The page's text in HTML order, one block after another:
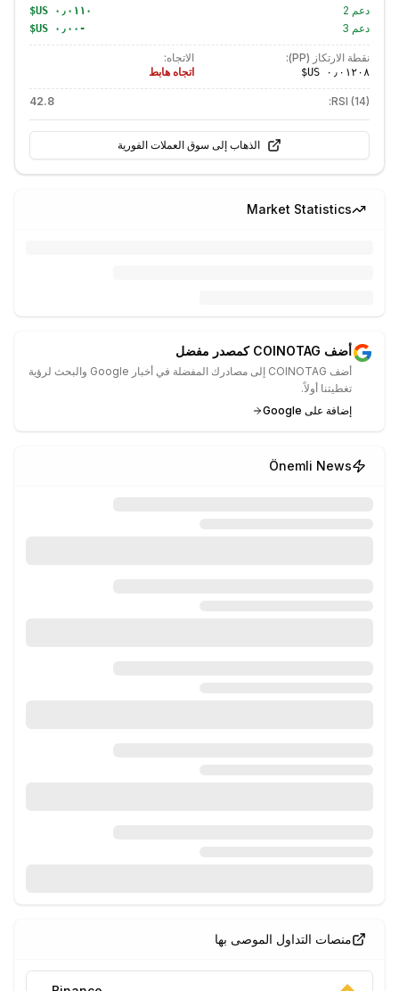
دعم 2
دعم 3 ؜-‏٠٫٠٠ US$
نقطة الارتكاز (PP):
الاتجاه:
اتجاه هابط
RSI (14):
42.8
الذهاب إلى سوق العملات الفورية
Market Statistics
أضف COINOTAG كمصدر مفضل
أضف COINOTAG إلى مصادرك المفضلة في أخبار Google والبحث لرؤية
تغطيتنا أولاً.
إضافة على Google
Önemli News
منصات التداول الموصى بها